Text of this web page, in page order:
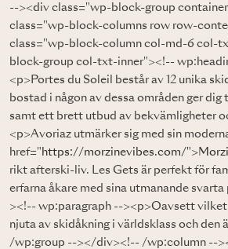
--><div class="wp-block-group
class="wp-block-columns row row-
class="wp-block-column col-md-6 col-
block-group col-txt-inner"><!--
<p>Portes du Soleil består av 12 unika
bostad i någon av dessa områden ger
samt ett brett utbud av bekvämligheter
<p>Avoriaz utmärker sig med sin
href=" https://morzinevibes.com/
rikt afterski-liv. Les Gets är perfekt för
erfarna åkare med sina utmanande
><!-- wp:paragraph --><p>Oavsett
njuta av skidåkning i världsklass och
/wp:group --></div><!-- /wp:column --